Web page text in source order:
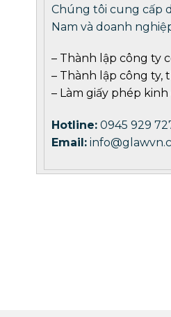
Chúng tôi cung cấp
Nam và doanh
– Thành lập công ty
– Thành lập công ty,
– Làm giấy phép
Hotline: 0945 929
Email: